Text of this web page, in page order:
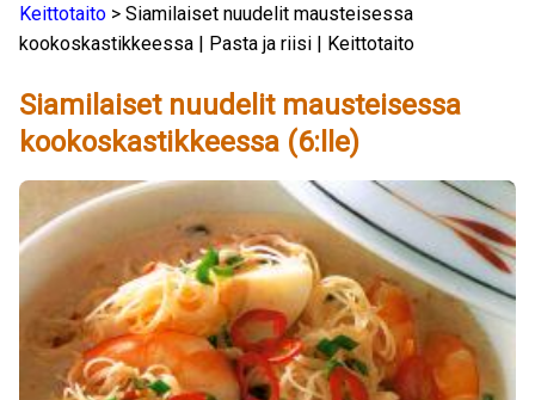
Keittotaito > Siamilaiset nuudelit mausteisessa
kookoskastikkeessa | Pasta ja riisi | Keittotaito
Siamilaiset nuudelit mausteisessa
kookoskastikkeessa (6:lle)